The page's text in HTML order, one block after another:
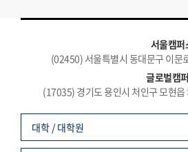
서울캠퍼
(02450) 서울특별시 동대문구 이
글로벌캠
(17035) 경기도 용인시 처인구 모현
대학 / 대학원